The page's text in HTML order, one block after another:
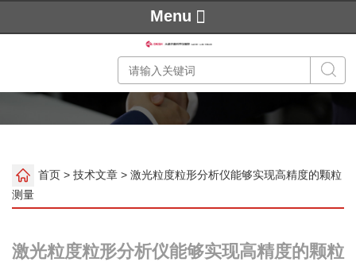
Menu
首页 > 技术文章 > 激光粒度粒形分析仪能够实现高精度的颗粒
测量
激光粒度粒形分析仪能够实现高精度的颗粒